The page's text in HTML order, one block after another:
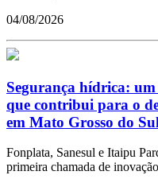
04/08/2026
Segurança hídrica:
que contribui para o
em Mato Grosso do Sul
Fonplata, Sanesul e Itaipu
primeira chamada de